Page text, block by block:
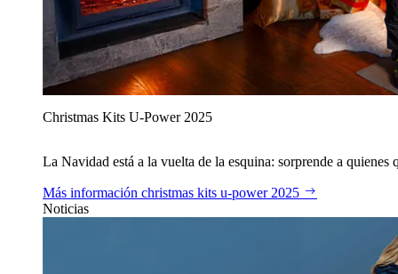
Christmas Kits U‑Power 2025
La Navidad está a la vuelta de la esquina: sorprende a
Más información christmas kits u‑power 2025
Noticias